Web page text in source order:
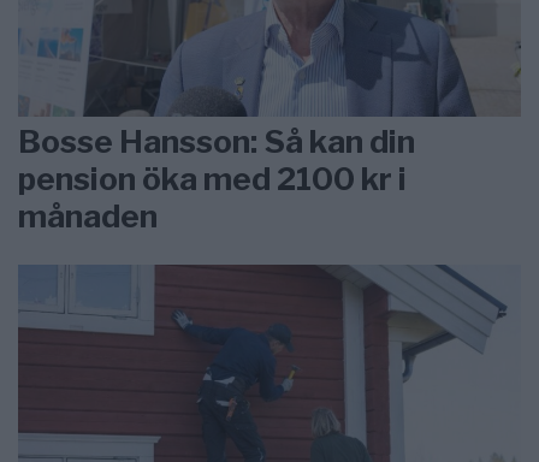
Bosse Hansson: Så kan din
pension öka med 2100 kr i
månaden